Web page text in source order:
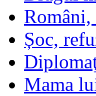
Români,
Șoc,
Mama